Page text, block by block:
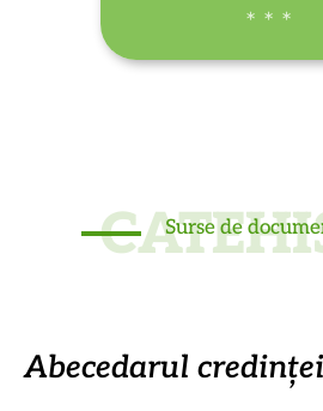
* * *
Surse de
Abecedarul credinței